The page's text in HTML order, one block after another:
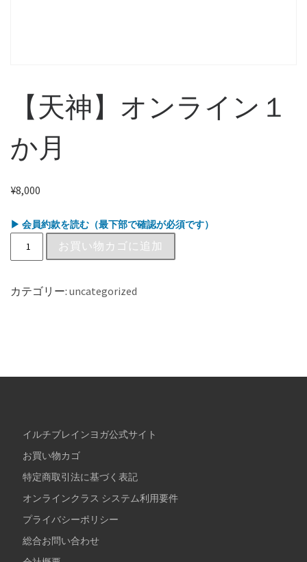
【天神】オンライン１
か月
¥8,000
▶ 会員約款を読む（最下部で確認が必須です）
お買い物カゴに追加
カテゴリー: uncategorized
イルチブレインヨガ公式サイト
お買い物カゴ
特定商取引法に基づく表記
オンラインクラス システム利用要件
プライバシーポリシー
総合お問い合わせ